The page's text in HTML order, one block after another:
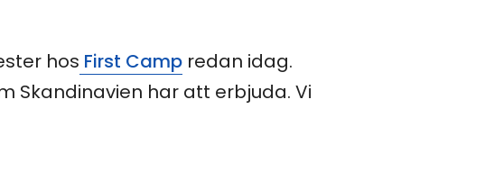
hos First Camp redan idag.
Skandinavien har att erbjuda. Vi